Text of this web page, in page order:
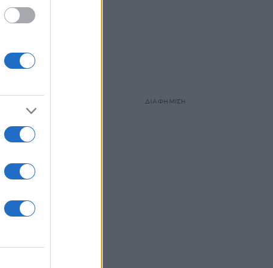
ΔΙΑΦΗΜΙΣΗ